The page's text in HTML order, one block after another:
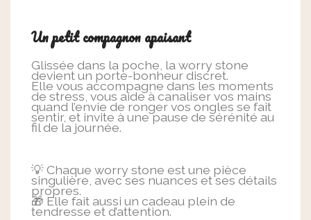
Un petit compagnon apaisant
Glissée dans la poche, la worry stone
devient un porte-bonheur discret.
Elle vous accompagne dans les moments
de stress, vous aide à canaliser vos mains
quand l’envie de ronger vos ongles se fait
sentir, et invite à une pause de sérénité au
fil de la journée.
💡 Chaque worry stone est une pièce
singulière, avec ses nuances et ses détails
propres.
🎁 Elle fait aussi un cadeau plein de
tendresse et d’attention.